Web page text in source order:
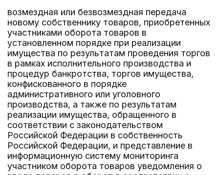
возмездная или безвозмездная передача
новому собственнику товаров, приобретенных
участниками оборота товаров в
установленном порядке при реализации
имущества по результатам проведения торгов
в рамках исполнительного производства и
процедур банкротства, торгов имущества,
конфискованного в порядке
административного или уголовного
производства, а также по результатам
реализации имущества, обращенного в
соответствии с законодательством
Российской Федерации в собственность
Российской Федерации, и представление в
информационную систему мониторинга
участником оборота товаров уведомления о